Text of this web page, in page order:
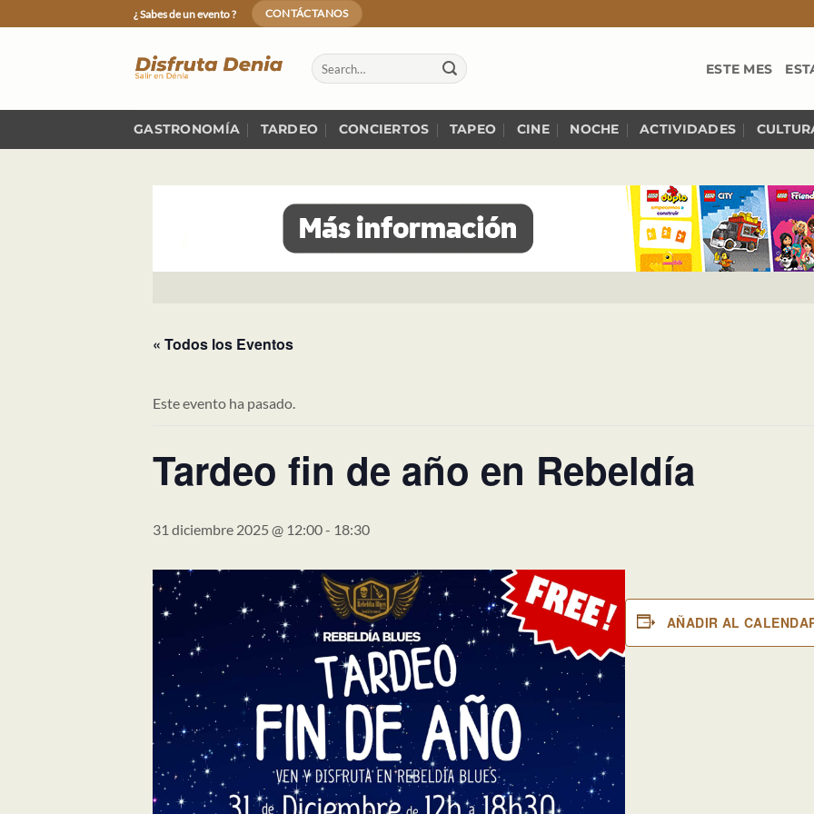
to
¿ Sabes de un evento ? CONTÁCTANOS
ESTE MES
GASTRONOMÍA TARDEO CONCIERTOS TAPEO CINE NOCHE ACTIVIDADES
« Todos los Eventos
Este evento ha pasado.
Tardeo fin de año en Rebeldía
31 diciembre 2025 @ 12:00- 18:30
AÑADIR AL